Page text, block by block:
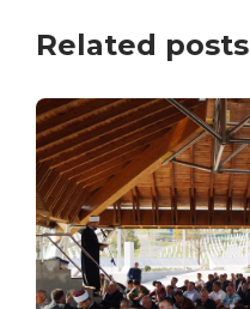
Related posts